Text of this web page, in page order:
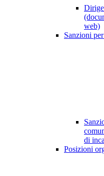
web)
Sanzioni
di
Posizioni